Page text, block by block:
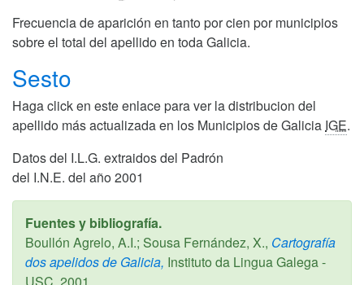
Frecuencia de aparición en tanto por cien por municipios
sobre el total del apellido en toda Galicia.
Sesto
Haga click en este enlace para ver la distribucion del
apellido más actualizada en los Municipios de Galicia IGE.
Datos del I.L.G. extraidos del Padrón
del I.N.E. del año 2001
Fuentes y bibliografía.
Boullón Agrelo, A.I.; Sousa Fernández, X., Cartografía
dos apelidos de Galicia, Instituto da Lingua Galega -
USC, 2001